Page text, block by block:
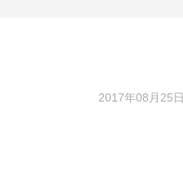
2017年08月25日